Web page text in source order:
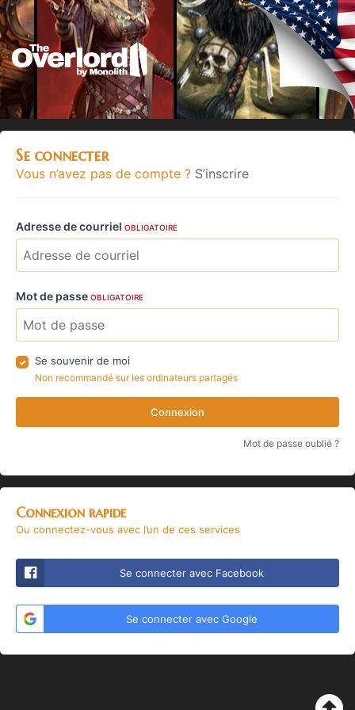
Se connecter
Vous n’avez pas de compte ? S’inscrire
Adresse de courriel OBLIGATOIRE
Mot de passe OBLIGATOIRE
Se souvenir de moi
Non recommandé sur les ordinateurs partagés
Connexion
Mot de passe oublié ?
Connexion rapide
Ou connectez-vous avec l’un de ces services
Se connecter avec Facebook
Se connecter avec Google